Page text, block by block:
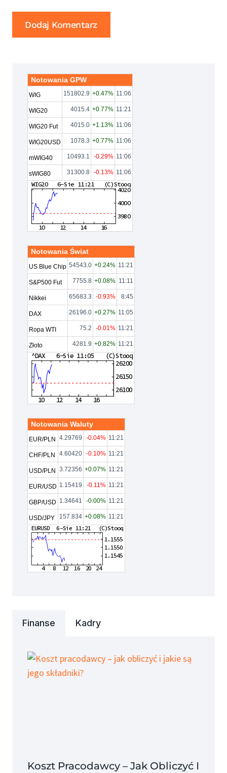
Notowania GPW
WIG 151802.9 +0.47% 11:06
WIG20 4015.4 +0.77% 11:21
WIG20 Fut 4015.0 +1.13% 11:06
WIG20USD 1078.3 +0.77% 11:06
mWIG40 10493.1 -0.29% 11:06
sWIG80 31300.8 -0.13% 11:06
Notowania Świat
US Blue Chip 54543.0 +0.24% 11:21
S&P500 Fut 7755.8 +0.08% 11:11
Nikkei 65683.3 -0.93% 8:45
DAX 26196.0 +0.27% 11:05
Ropa WTI 75.2 -0.01% 11:21
Złoto 4281.9 +0.82% 11:21
Notowania Waluty
EUR/PLN 4.29769 -0.04% 11:21
CHF/PLN 4.60420 -0.10% 11:21
USD/PLN 3.72356 +0.07% 11:21
EUR/USD 1.15419 -0.11% 11:21
GBP/USD 1.34641 -0.00% 11:21
USD/JPY 157.834 +0.08% 11:21
Finanse Kadry
Koszt Pracodawcy – Jak Obliczyć I